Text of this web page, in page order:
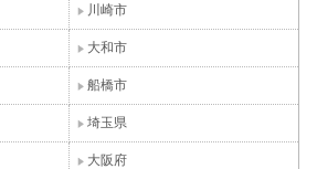
川崎市
大和市
船橋市
埼玉県
大阪府